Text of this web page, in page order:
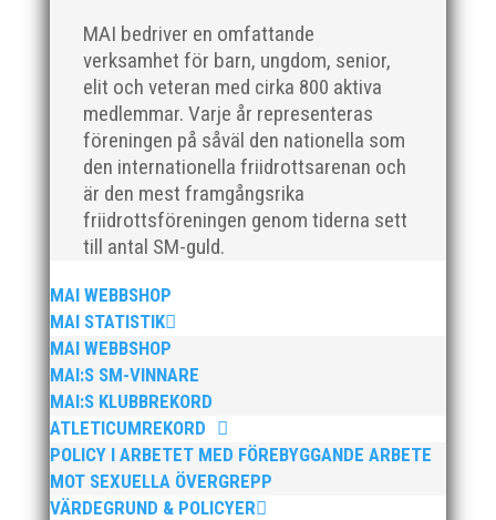
MAI bedriver en omfattande
verksamhet för barn, ungdom, senior,
elit och veteran med cirka 800 aktiva
medlemmar. Varje år representeras
föreningen på såväl den nationella som
den internationella friidrottsarenan och
är den mest framgångsrika
friidrottsföreningen genom tiderna sett
till antal SM-guld.
MAI WEBBSHOP
MAI STATISTIK
MAI WEBBSHOP
MAI:S SM-VINNARE
MAI:S KLUBBREKORD
ATLETICUMREKORD
POLICY I ARBETET MED FÖREBYGGANDE ARBETE
MOT SEXUELLA ÖVERGREPP
VÄRDEGRUND & POLICYER
friidrottsföreningar? Malmö Allmänna Idrottsförening
– MAI – söker en engagerad, strategisk,
relationsbyggande och affärsinriktad...
För mig har Lasse betytt oerhört mycket på flera
plan. På 80- och 90-talet, då jag själv var aktiv, var
han för mig en handlingskraftig ledare som alltid var
på plats och igång med en mängd olika projekt. Med
sin parhäst och nära vän, Bengt Bendéus,...